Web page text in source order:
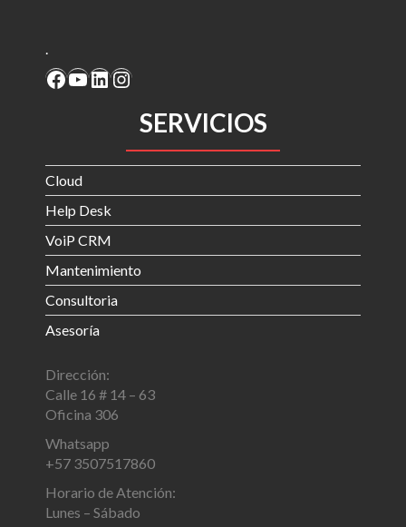
.
Facebook
YouTube
LinkedIn
Instagram
SERVICIOS
Cloud
Help Desk
VoiP CRM
Mantenimiento
Consultoria
Asesoría
Dirección:
Calle 16 # 14 – 63
Oficina 306
Whatsapp
+57 3507517860
Horario de Atención:
Lunes – Sábado